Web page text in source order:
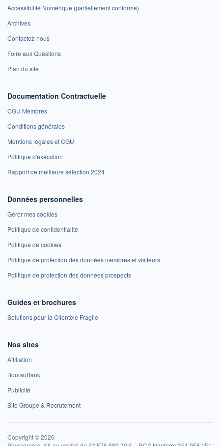
Accessibilité Numérique (partiellement conforme)
Archives
Contactez-nous
Foire aux Questions
Plan du site
Documentation Contractuelle
CGU Membres
Conditions générales
Mentions légales et CGU
Politique d'exécution
Rapport de meilleure sélection 2024
Données personnelles
Gérer mes cookies
Politique de confidentialité
Politique de cookies
Politique de protection des données membres et visiteurs
Politique de protection des données prospects
Guides et brochures
Solutions pour la Clientèle Fragile
Nos sites
Affiliation
BoursoBank
Publicité
Site Groupe & Recrutement
Copyright © 2026